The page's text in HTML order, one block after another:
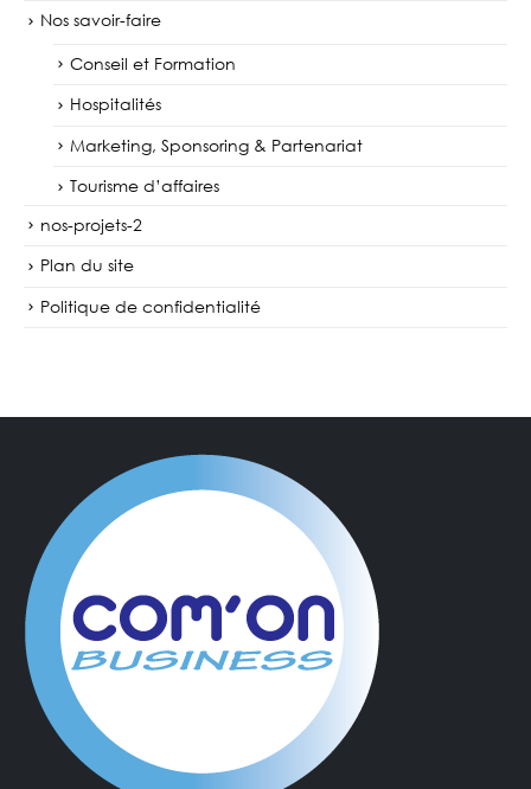
Nos savoir-faire
Conseil et Formation
Hospitalités
Marketing, Sponsoring & Partenariat
Tourisme d’affaires
nos-projets-2
Plan du site
Politique de confidentialité